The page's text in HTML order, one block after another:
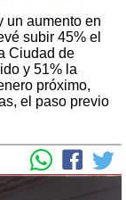
un aumento en
subir 45% el
Ciudad de
y 51% la
próximo,
el paso previo